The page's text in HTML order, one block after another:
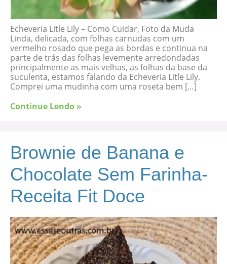
Echeveria Litle Lily – Como Cuidar, Foto da Muda
Linda, delicada, com folhas carnudas com um
vermelho rosado que pega as bordas e continua na
parte de trás das folhas levemente arredondadas
principalmente as mais velhas, as folhas da base da
suculenta, estamos falando da Echeveria Litle Lily.
Comprei uma mudinha com uma roseta bem […]
Continue Lendo »
Brownie de Banana e
Chocolate Sem Farinha-
Receita Fit Doce